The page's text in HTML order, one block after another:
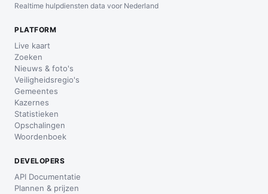
Realtime hulpdiensten data voor Nederland
PLATFORM
Live kaart
Zoeken
Nieuws & foto's
Veiligheidsregio's
Gemeentes
Kazernes
Statistieken
Opschalingen
Woordenboek
DEVELOPERS
API Documentatie
Plannen & prijzen